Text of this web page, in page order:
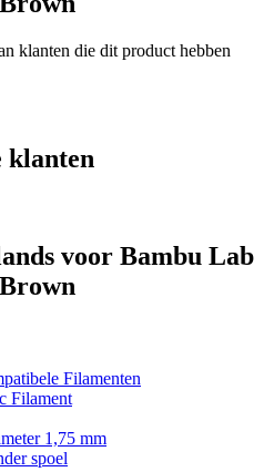
klanten die dit product hebben
klanten
voor Bambu Lab
Filamenten
Filament
1,75 mm
spoel